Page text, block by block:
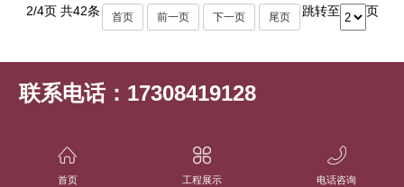
2/4页 共42条 首页 前一页 下一页 尾页 跳转至 页
联系电话：17308419128
地址：长沙市中意一路506号红星美凯龙家居生活广场A栋50388
首页 工程展示 电话咨询